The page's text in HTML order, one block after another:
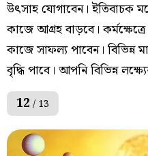
উৎসাহ যোগাবেন। ইতিবাচক
কাজে আগ্রহ বাড়বে।
কাজে সাফল্য পাবেন। বিভিন্ন
বৃদ্ধি পাবে। আপনি বিভিন্ন
12 / 13